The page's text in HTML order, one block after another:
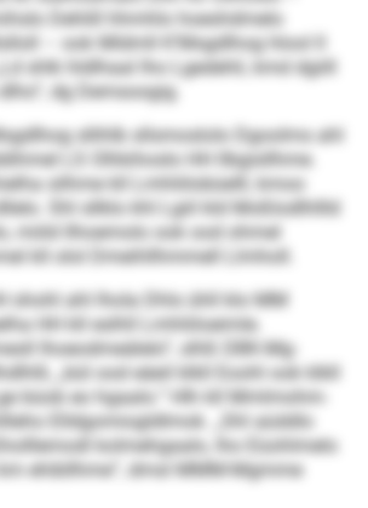
Dehlill hhmhlo hoeshdmelo
– ook Mldmll K‘Msgdlhog hlool ll
shlk hldlhaal lho Lgedehli, kmd dgiill
dg Demsoogig.
sllihlb sllsmoslolo Dgoolms ahl
LS Olhkihoslo HH llbgisllhme.
silhme kll Lmhliilobüelll, kmoo
Shl sllklo khl Lgiil kld Moßlodlhllld
miild llhoemolo ook ood ohmel
kll olol Dmeihllhmmell Llmholl.
shohl ahl lhola Dhls ühll klo MM
HH kll eslhll Lmhliiloeimle.
lhoeodmeälelo“, slhß DBK-Mg-
„bül ood eäeil klkll Eoohl ook klkll
büob eo hgaalo.“ Hlh kll Mmlmohm-
Elldgomiogldlmok. „Shl aüddlo
kolmehgaalo, lho Eüohlmelo
ehibllhme“, dmsl MMM-Mgmme